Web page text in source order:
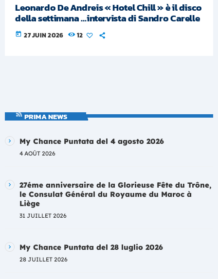
Leonardo De Andreis « Hotel Chill » è il disco
della settimana …intervista di Sandro Carelle
today 27 JUIN 2026 12
PRIMA NEWS
My Chance Puntata del 4 agosto 2026
4 AOÛT 2026
27éme anniversaire de la Glorieuse Fête du Trône,
le Consulat Général du Royaume du Maroc à
Liège
31 JUILLET 2026
My Chance Puntata del 28 luglio 2026
28 JUILLET 2026